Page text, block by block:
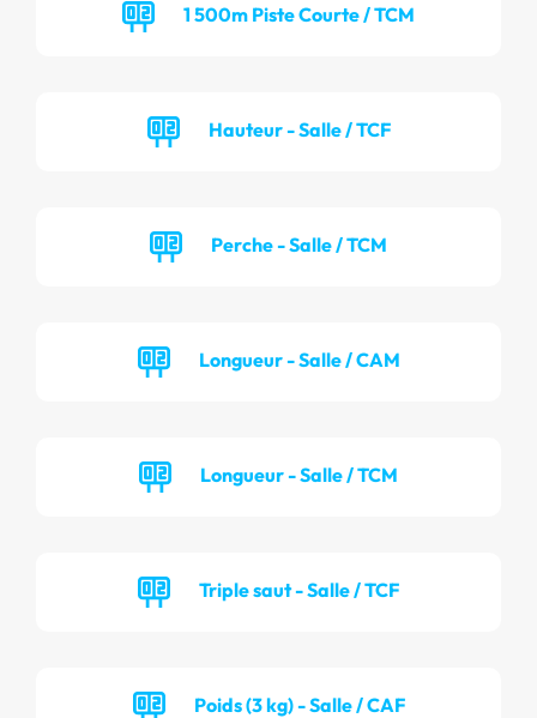
1 500m Piste Courte / TCM
Hauteur - Salle / TCF
Perche - Salle / TCM
Longueur - Salle / CAM
Longueur - Salle / TCM
Triple saut - Salle / TCF
Poids (3 kg) - Salle / CAF